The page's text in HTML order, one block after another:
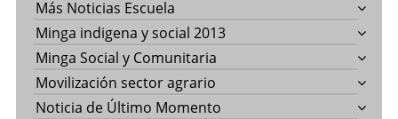
Más Noticias Escuela
Minga indigena y social 2013
Minga Social y Comunitaria
Movilización sector agrario
Noticia de Último Momento